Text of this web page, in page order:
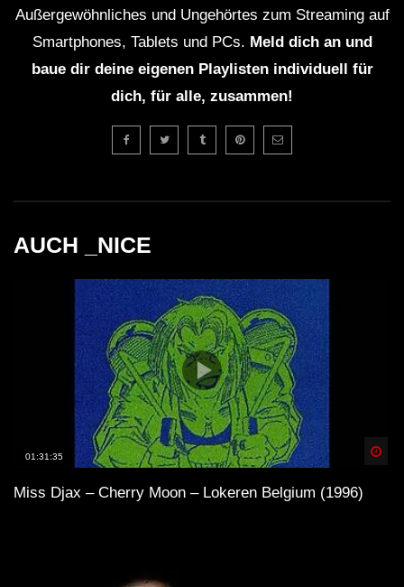
Außergewöhnliches und Ungehörtes zum Streaming auf
Smartphones, Tablets und PCs. Meld dich an und
baue dir deine eigenen Playlisten individuell für
dich, für alle, zusammen!
AUCH _NICE
01:31:35
Miss Djax – Cherry Moon – Lokeren Belgium (1996)